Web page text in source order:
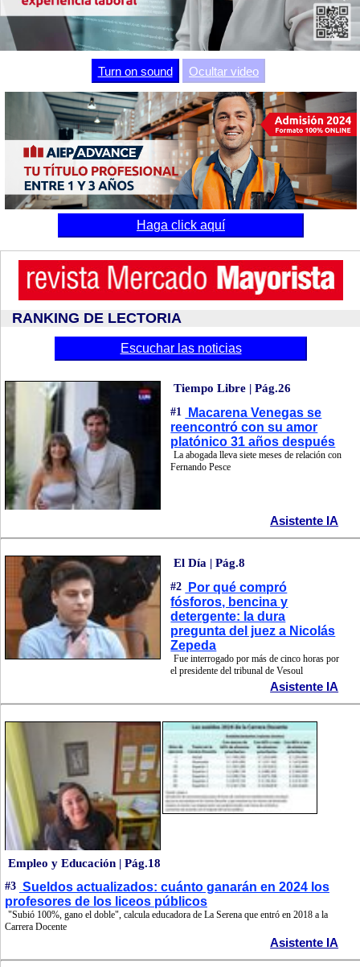
Turn on sound Ocultar video
Haga click aquí
RANKING DE LECTORIA
Escuchar las noticias
Tiempo Libre | Pág.26
#1
Macarena Venegas se
reencontró con su amor
platónico 31 años después
La abogada lleva siete meses de relación con
Fernando Pesce
Asistente IA
El Día | Pág.8
#2
Por qué compró
fósforos, bencina y
detergente: la dura
pregunta del juez a Nicolás
Zepeda
Fue interrogado por más de cinco horas por
el presidente del tribunal de Vesoul
Asistente IA
Empleo y Educación | Pág.18
#3 Sueldos actualizados: cuánto ganarán en 2024 los
profesores de los liceos públicos
"Subió 100%, gano el doble", calcula educadora de La Serena que entró en 2018 a la
Carrera Docente
Asistente IA